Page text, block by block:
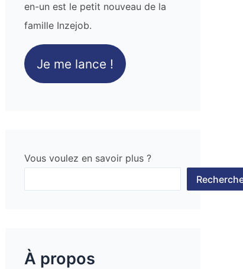
en-un est le petit nouveau de la
famille Inzejob.
Je me lance !
Vous voulez en savoir plus ?
À propos